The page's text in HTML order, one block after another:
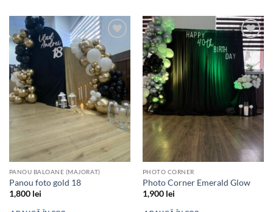
Add to
wishlist
PANOU BALOANE (MAJORAT)
Panou foto gold 18
1,800 lei
Add to
wishlist
PHOTO CORNER
Photo Corner Emerald Glow
1,900 lei